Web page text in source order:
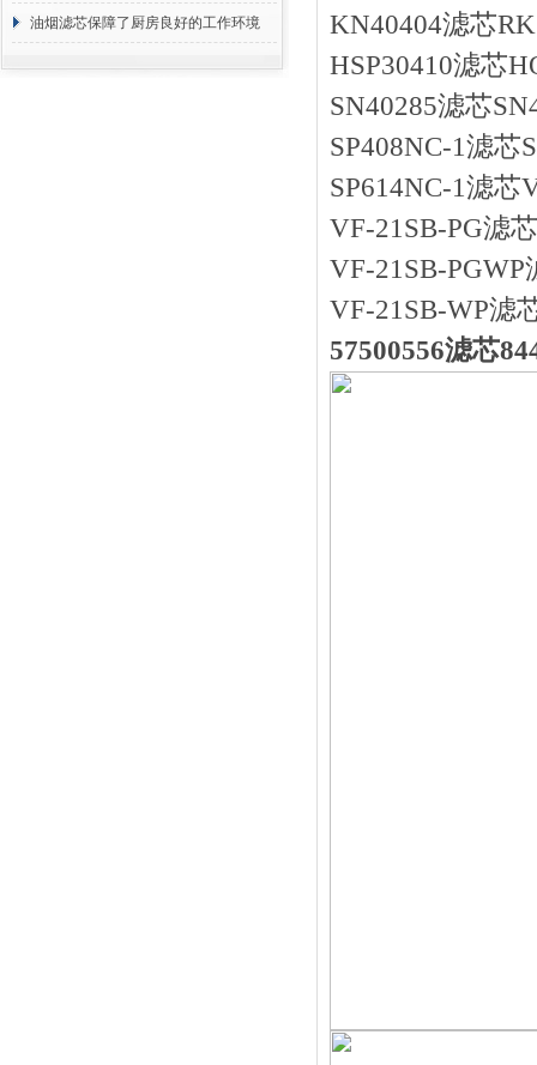
断
油烟滤芯保障了厨房良好的工作环境
KN40404滤芯
HSP30410滤芯
SN40285滤芯
SP408NC-1滤芯
SP614NC-1滤芯
VF-21SB-PG滤
VF-21SB-
VF-21SB-WP滤
57500556滤芯